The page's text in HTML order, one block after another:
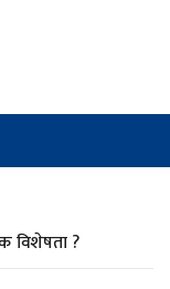
विशेषता ?